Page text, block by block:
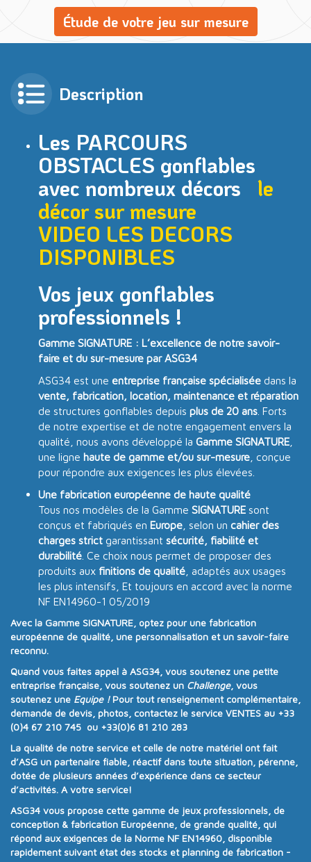
Étude de votre jeu sur mesure
Description
Les PARCOURS
OBSTACLES gonflables
avec nombreux décors
le
décor sur mesure
VIDEO LES DECORS
DISPONIBLES
Vos jeux gonflables
professionnels !
Gamme SIGNATURE : L’excellence de notre savoir-
faire et du sur-mesure par ASG34
ASG34 est une entreprise française spécialisée dans la
vente, fabrication, location, maintenance et réparation
de structures gonflables depuis plus de 20 ans . Forts
de notre expertise et de notre engagement envers la
qualité, nous avons développé la Gamme SIGNATURE
une ligne haute de gamme et/ou sur-mesure , conçue
pour répondre aux exigences les plus élevées.
Une fabrication européenne de haute qualité
Tous nos modèles de la Gamme SIGNATURE sont
conçus et fabriqués en Europe , selon un cahier des
charges strict garantissant sécurité, fiabilité et
durabilité . Ce choix nous permet de proposer des
produits aux finitions de qualité , adaptés aux usages
les plus intensifs, Et toujours en accord avec la norme
NF EN14960-1 05/2019
Avec la Gamme SIGNATURE , optez pour une fabrication
européenne de qualité , une personnalisation et un savoir-faire
reconnu.
Quand vous faites appel à ASG34 , vous soutenez une petite
entreprise française , vous soutenez un Challenge, vous
soutenez une Equipe !Pour tout renseignement complémentaire,
demande de devis, photos, contactez le service VENTES au +33
(0)4 67 210 745 ou +33(0)6 81 210 283
La qualité de notre service et celle de notre matériel ont fait
d’ASG un partenaire fiable, réactif dans toute situation, pérenne,
dotée de plusieurs années d’expérience dans ce secteur
d’activités. A votre service!
ASG34 vous propose cette gamme de jeux professionnels, de
conception & fabrication Européenne, de grande qualité, qui
répond aux exigences de la Norme NF EN14960 , disponible
rapidement suivant état des stocks et planning de fabrication -